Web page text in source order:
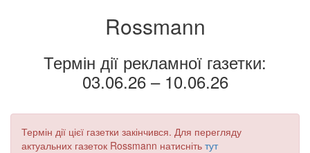
Rossmann
Термін дії рекламної газетки:
03.06.26 – 10.06.26
Термін дії цієї газетки закінчився. Для перегляду
актуальних газеток Rossmann натисніть тут